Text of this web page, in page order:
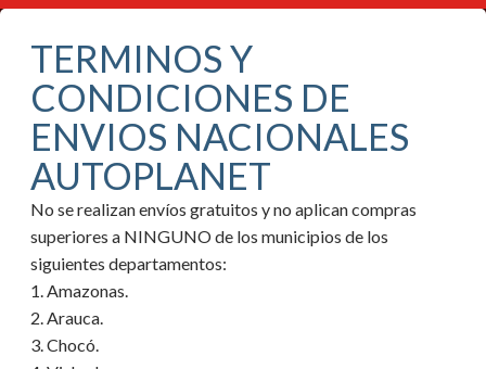
TERMINOS Y
CONDICIONES DE
ENVIOS NACIONALES
AUTOPLANET
No se realizan envíos gratuitos y no aplican compras
superiores a NINGUNO de los municipios de los
siguientes departamentos:
1. Amazonas.
2. Arauca.
3. Chocó.